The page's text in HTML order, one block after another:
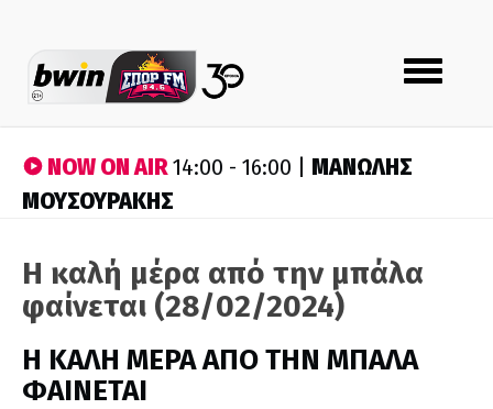
Toggle
navigation
NOW ON AIR14:00 - 16:00 | ΜΑΝΩΛΗΣ
ΜΟΥΣΟΥΡΑΚΗΣ
Η καλή μέρα από την μπάλα
φαίνεται (28/02/2024)
H ΚΑΛΗ ΜΕΡΑ ΑΠΟ ΤΗΝ ΜΠΑΛΑ
ΦΑΙΝΕΤΑΙ